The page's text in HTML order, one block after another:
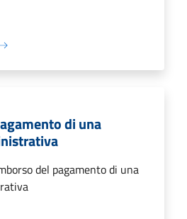
di una
del pagamento di una